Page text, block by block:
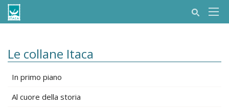
Le collane Itaca
In primo piano
Al cuore della storia